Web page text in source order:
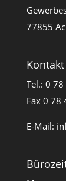
77855
Kontakt
Tel.: 0
Fax 0 78
E-Mail: